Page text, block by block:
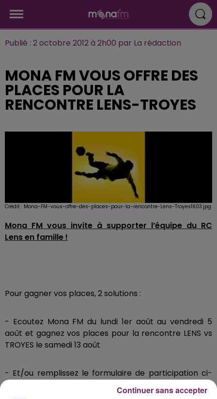
Publié : 2 octobre 2012 à 2h00 par La rédaction
MONA FM VOUS OFFRE DES
PLACES POUR LA
RENCONTRE LENS-TROYES
Crédit : Mona-FM-vous-offre-des-places-pour-la-rencontre-Lens-Troyes1603.jpg
Mona FM vous invite à supporter l’équipe du RC
Lens en famille !
Pour gagner vos places, 2 solutions :
- Ecoutez Mona FM du lundi 1er août au vendredi 5
août et gagnez vos places pour la rencontre LENS vs
TROYES le samedi 13 août
- Et/ou remplissez le formulaire de participation ci-
dessous pour gagner vos places !Continuer sans accepter